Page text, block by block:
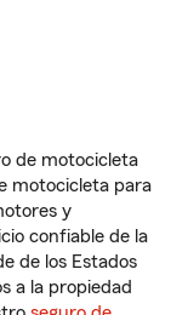
de motocicleta
motocicleta para
y
confiable de la
de los Estados
a la propiedad